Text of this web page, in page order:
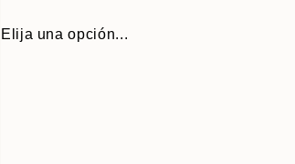
Elija una opción...